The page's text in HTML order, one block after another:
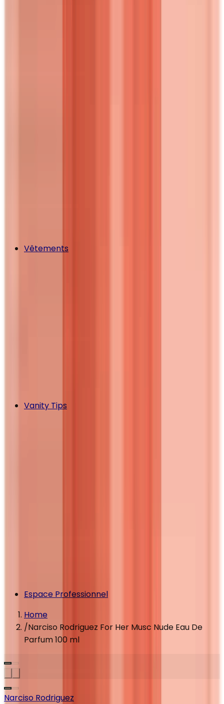
Vêtements
Vanity Tips
Espace Professionnel
Home
/Narciso Rodriguez For Her Musc Nude Eau De
Parfum 100 ml
Narciso Rodriguez